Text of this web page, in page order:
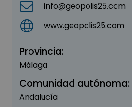
info@geopolis25.com
www.geopolis25.com
Provincia:
Málaga
Comunidad autónoma:
Andalucía